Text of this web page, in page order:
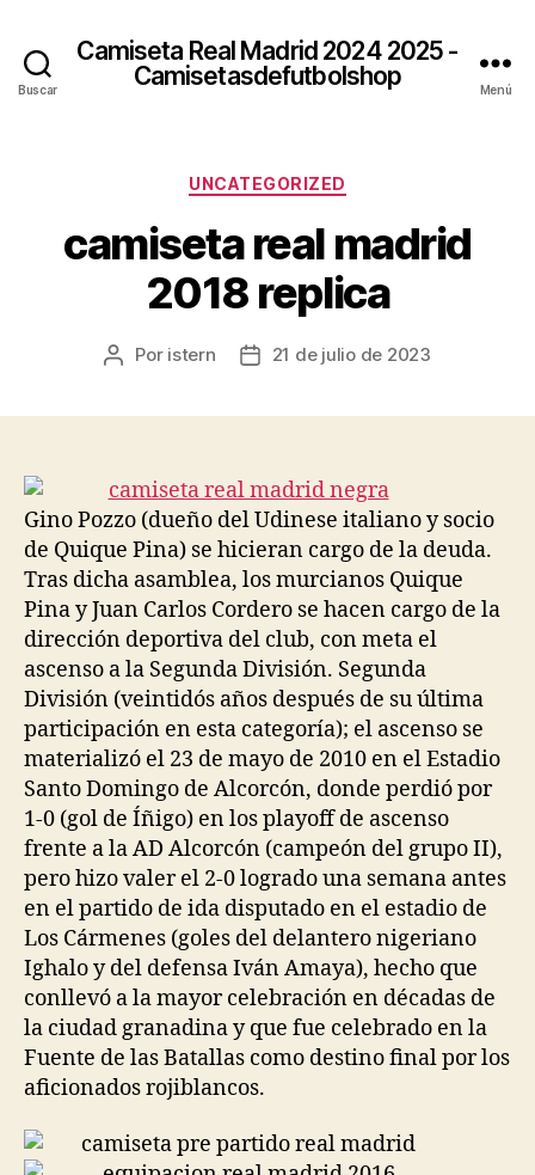
Buscar
Camiseta Real Madrid 2024 2025 -
Camisetasdefutbolshop
Menú
Categorías
UNCATEGORIZED
camiseta real madrid
2018 replica
Autor
Por istern
Fecha21 de julio de 2023
Gino Pozzo (dueño del Udinese italiano y socio
de Quique Pina) se hicieran cargo de la deuda.
Tras dicha asamblea, los murcianos Quique
Pina y Juan Carlos Cordero se hacen cargo de la
dirección deportiva del club, con meta el
ascenso a la Segunda División. Segunda
División (veintidós años después de su última
participación en esta categoría); el ascenso se
materializó el 23 de mayo de 2010 en el Estadio
Santo Domingo de Alcorcón, donde perdió por
1-0 (gol de Íñigo) en los playoff de ascenso
frente a la AD Alcorcón (campeón del grupo II),
pero hizo valer el 2-0 logrado una semana antes
en el partido de ida disputado en el estadio de
Los Cármenes (goles del delantero nigeriano
Ighalo y del defensa Iván Amaya), hecho que
conllevó a la mayor celebración en décadas de
la ciudad granadina y que fue celebrado en la
Fuente de las Batallas como destino final por los
aficionados rojiblancos.